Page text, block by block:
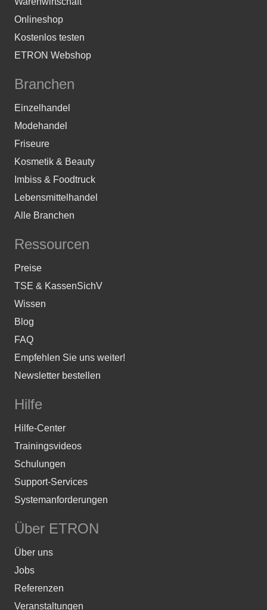
Onlineshop
Kostenlos testen
ETRON Webshop
Branchen
Einzelhandel
Modehandel
Friseure
Kosmetik & Beauty
Imbiss & Foodtruck
Lebensmittelhandel
Alle Branchen
Ressourcen
Preise
TSE & KassenSichV
Wissen
Blog
FAQ
Empfehlen Sie uns weiter!
Newsletter bestellen
Hilfe
Hilfe-Center
Trainingsvideos
Schulungen
Support-Services
Systemanforderungen
Über ETRON
Über uns
Jobs
Referenzen
Veranstaltungen